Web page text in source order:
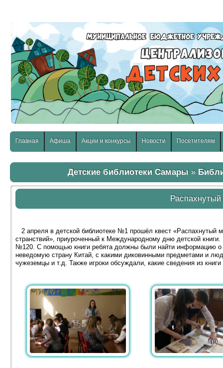
Главная Афиша Акции и конкурсы Новости Посетителям
Детские библиотеки Самары »
2 апреля в детской библиотеке №1 прошёл квест «Распахнутый
странствий», приуроченный к Международному дню детской
№120. С помощью книги ребята должны были найти информацию о
неведомую страну Китай, с какими диковинными предметами и
чужеземцы и т.д. Также игроки обсуждали, какие сведения из